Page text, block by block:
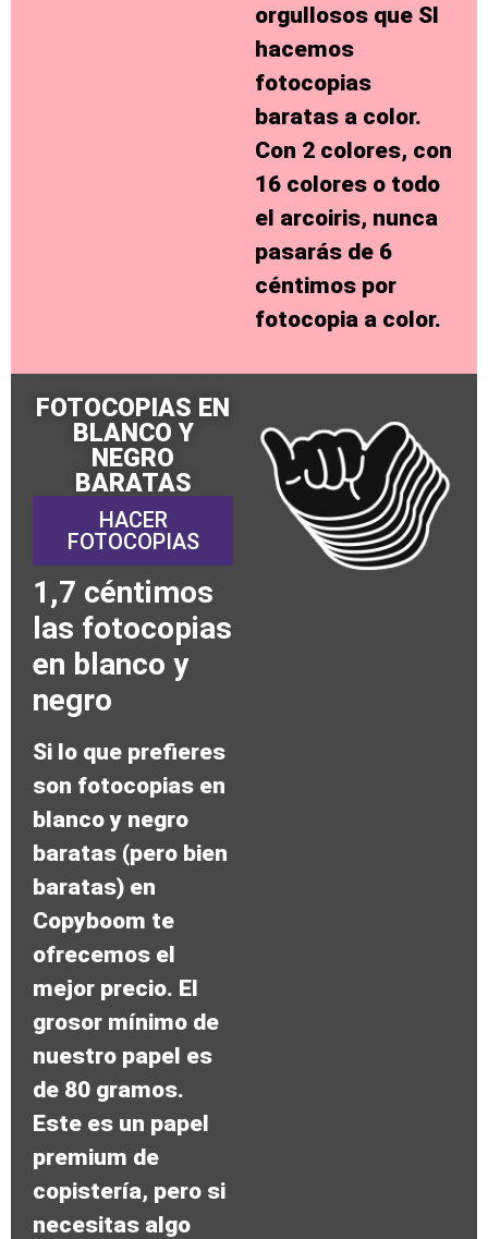
orgullosos que SI
hacemos
fotocopias
baratas a color.
Con 2 colores, con
16 colores o todo
el arcoiris, nunca
pasarás de 6
céntimos por
fotocopia a color.
FOTOCOPIAS EN
BLANCO Y
NEGRO
BARATAS
HACER
FOTOCOPIAS
1,7 céntimos
las fotocopias
en blanco y
negro
Si lo que prefieres
son fotocopias en
blanco y negro
baratas (pero bien
baratas) en
Copyboom te
ofrecemos el
mejor precio. El
grosor mínimo de
nuestro papel es
de 80 gramos.
Este es un papel
premium de
copistería, pero si
necesitas algo